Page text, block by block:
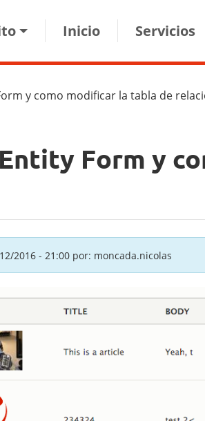
Inicio Servicios
y como modificar la tabla de
Form y
2016 - 21:00 por: moncada.nicolas